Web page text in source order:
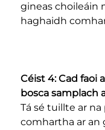
gineas choileáin
haghaidh
Céist 4: Cad faoi
bosca samplach
Tá sé tuillte ar
comhartha ar an